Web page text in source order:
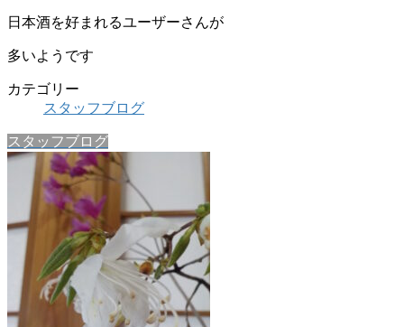
日本酒を好まれるユーザーさんが
多いようです
カテゴリー
スタッフブログ
スタッフブログ